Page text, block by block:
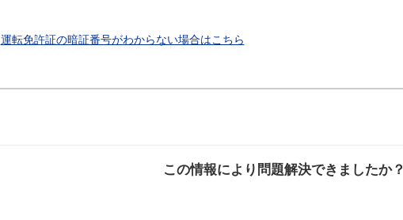
運転免許証の暗証番号がわからない場合はこちら
この情報により問題解決できましたか？